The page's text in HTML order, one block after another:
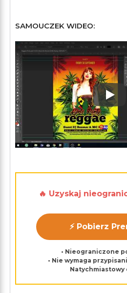
SAMOUCZEK WIDEO:
🔥 Uzyskaj
⚡ Pobierz
• Nieograniczone
• Nie wymaga
Natychmiastowy